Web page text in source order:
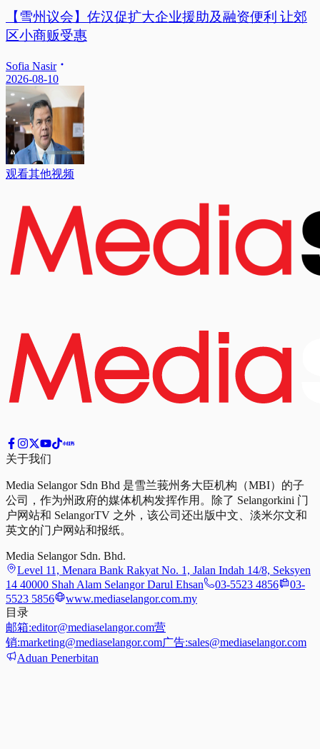
【雪州议会】佐汉促扩大企业援助及融资便利 让郊
区小商贩受惠
Sofia Nasir
2026-08-10
观看其他视频
关于我们
Media Selangor Sdn Bhd 是雪兰莪州务大臣机构（MBI）的子
公司，作为州政府的媒体机构发挥作用。除了 Selangorkini 门
户网站和 SelangorTV 之外，该公司还出版中文、淡米尔文和
英文的门户网站和报纸。
Media Selangor Sdn. Bhd.
Level 11, Menara Bank Rakyat No. 1, Jalan Indah 14/8, Seksyen
14 40000 Shah Alam Selangor Darul Ehsan
03-5523 4856
03-
5523 5856
www.mediaselangor.com.my
目录
邮箱:editor@mediaselangor.com营
销:marketing@mediaselangor.com广告:sales@mediaselangor.com
Aduan Penerbitan